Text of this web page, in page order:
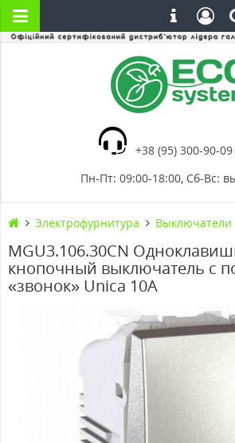
+38 (95) 300-90-09
Пн-Пт: 09:00-18:00, Сб-Вс:
Электрофурнитура Выключатели
MGU3.106.30CN
кнопочный выключатель с
«звонок» Unica 10А